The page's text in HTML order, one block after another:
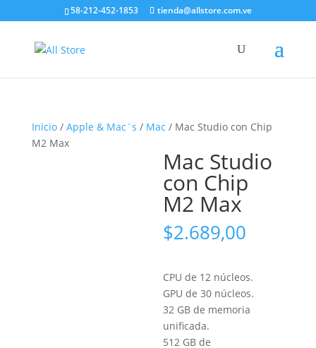
58-212-452-1853 tienda@allstore.com.ve
Inicio/ Apple & Mac`s / Mac / Mac Studio con Chip
M2 Max
Mac Studio
con Chip
M2 Max
$2.689,00
CPU de 12 núcleos.
GPU de 30 núcleos.
32 GB de memoria
unificada.
512 GB de